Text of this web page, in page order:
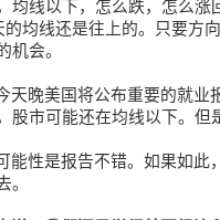
均线以下，怎么跌，怎么涨
的均线还是往上的。只要方
机会。
天晚美国将公布重要的就业
股市可能还在均线以下。但
能性是报告不错。如果如此
。